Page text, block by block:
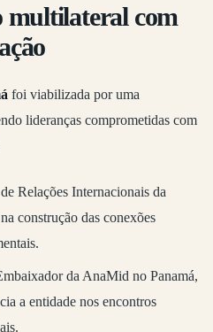
multilateral com
foi viabilizada por uma
lideranças comprometidas com
Relações Internacionais da
construção das conexões
da AnaMid no Panamá,
a entidade nos encontros